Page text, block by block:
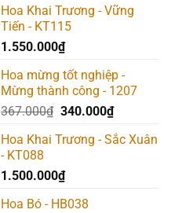
Hoa Khai Trương - Vững
Tiến - KT115
1.550.000₫
Hoa mừng tốt nghiệp -
Mừng thành công - 1207
367.000₫ Giá
là:
340.000₫Giá
tại
Hoa Khai Trương - Sắc Xuân
- KT088
1.500.000₫
Hoa Bó - HB038